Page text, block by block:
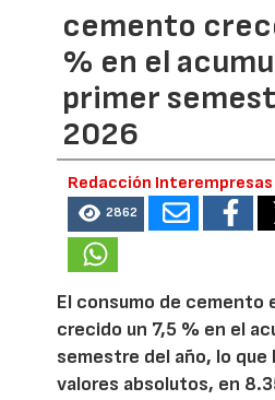
cemento
% en el
primer
2026
Redacción Interempresas
2862
El consumo de cemento
crecido un 7,5 % en el
semestre del año, lo que
valores absolutos, en